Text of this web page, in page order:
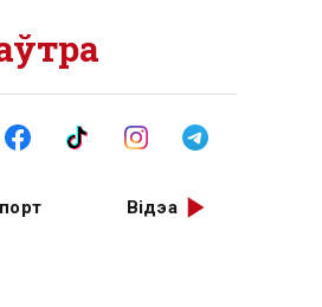
Відэа